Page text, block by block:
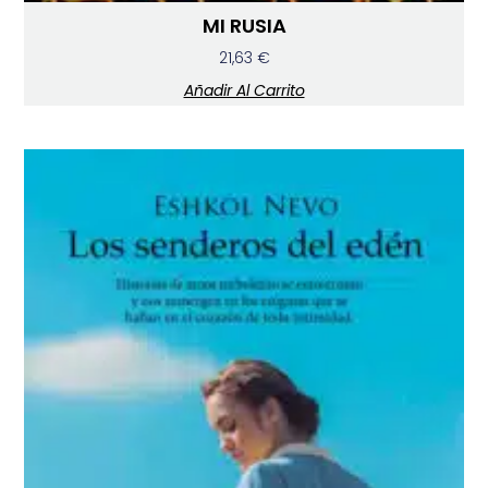
MI RUSIA
21,63 €
Añadir Al Carrito